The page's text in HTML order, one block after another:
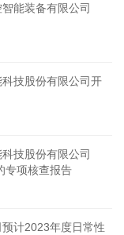
能装备有限公司
技股份有限公司开
技股份有限公司
专项核查报告
计2023年度日常性